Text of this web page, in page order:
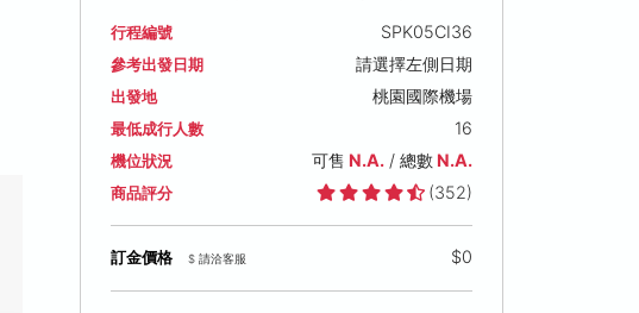
行程編號 SPK05CI36
參考出發日期 請選擇左側日期
出發地 桃園國際機場
最低成行人數 16
機位狀況 可售 N.A./ 總數N.A.
商品評分 (352)
訂金價格 $ 請洽客服 $0